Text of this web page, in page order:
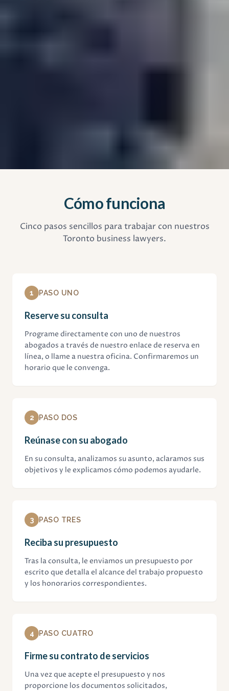
Cómo funciona
Cinco pasos sencillos para trabajar con nuestros
Toronto business lawyers.
1 PASO UNO
Reserve su consulta
Programe directamente con uno de nuestros
abogados a través de nuestro enlace de reserva en
línea, o llame a nuestra oficina. Confirmaremos un
horario que le convenga.
2 PASO DOS
Reúnase con su abogado
En su consulta, analizamos su asunto, aclaramos sus
objetivos y le explicamos cómo podemos ayudarle.
3 PASO TRES
Reciba su presupuesto
Tras la consulta, le enviamos un presupuesto por
escrito que detalla el alcance del trabajo propuesto
y los honorarios correspondientes.
4 PASO CUATRO
Firme su contrato de servicios
Una vez que acepte el presupuesto y nos
proporcione los documentos solicitados,